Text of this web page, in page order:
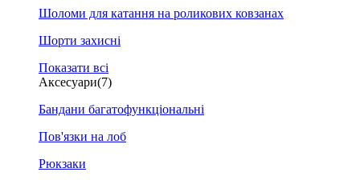
Шоломи для катання на роликових ковзанах
Шорти захисні
Показати всі
Аксесуари(7)
Бандани багатофункціональні
Пов'язки на лоб
Рюкзаки